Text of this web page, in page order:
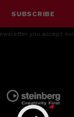
SUBSCRIBE
you accept our